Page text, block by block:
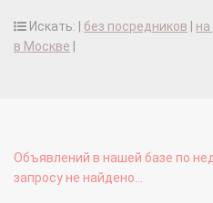
Искать: | без посредников
в Москве
Объявлений в нашей базе по
запросу не найдено...